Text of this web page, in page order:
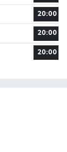
20:00
20:00
20:00